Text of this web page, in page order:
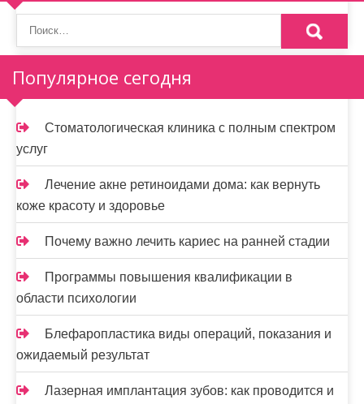
Популярное сегодня
Стоматологическая клиника с полным спектром
услуг
Лечение акне ретиноидами дома: как вернуть
коже красоту и здоровье
Почему важно лечить кариес на ранней стадии
Программы повышения квалификации в
области психологии
Блефаропластика виды операций, показания и
ожидаемый результат
Лазерная имплантация зубов: как проводится и